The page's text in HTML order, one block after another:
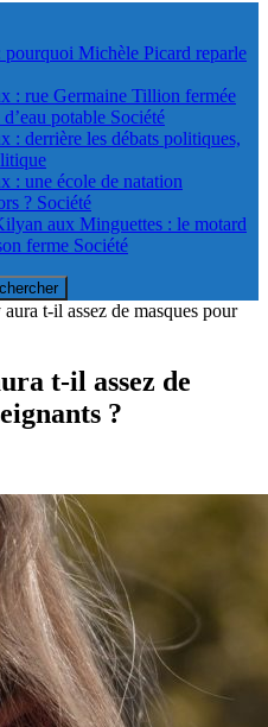
pourquoi Michèle Picard reparle
: rue Germaine Tillion fermée
potable Société
: derrière les débats politiques,
: une école de natation
? Société
aux Minguettes : le motard
ferme Société
t-il assez de masques pour
t-il assez de
?